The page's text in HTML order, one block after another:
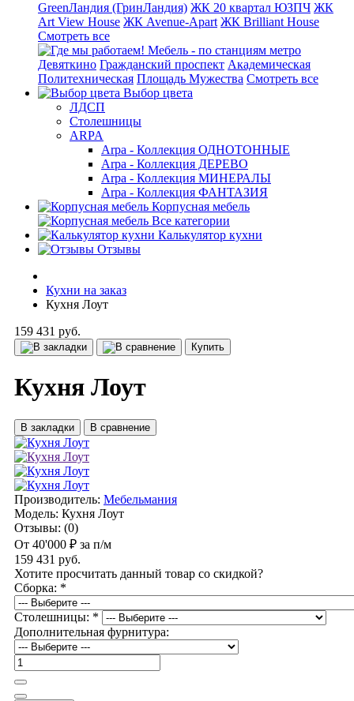
GreenЛандия (ГринЛандия) ЖК 20 квартал ЮЗПЧ ЖК
Art View House ЖК Avenue-Apart ЖК Brilliant House
Смотреть все
Мебель - по станциям метро
Девяткино Гражданский проспект Академическая
Политехническая Площадь Мужества Смотреть все
Выбор цвета
ЛДСП
Столешницы
ARPA
Arpa - Коллекция ОДНОТОННЫЕ
Arpa - Коллекция ДЕРЕВО
Arpa - Коллекция МИНЕРАЛЫ
Arpa - Коллекция ФАНТАЗИЯ
Корпусная мебель
Все категории
Калькулятор кухни
Отзывы
Кухни на заказ
Кухня Лоут
159 431 руб.
Купить
Кухня Лоут
В закладки В сравнение
Производитель: Мебельмания
Модель: Кухня Лоут
Отзывы: (0)
От 40'000 ₽ за п/м
159 431 руб.
Хотите просчитать данный товар со скидкой?
Сборка: *
Столешницы: *
Дополнительная фурнитура: